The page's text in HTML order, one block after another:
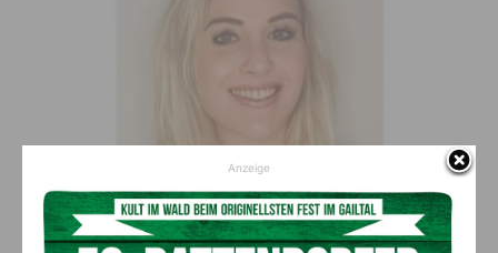
Anzeige